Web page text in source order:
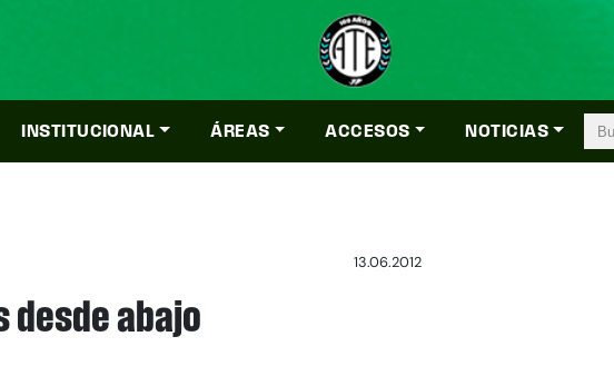
INSTITUCIONAL ÁREAS ACCESOS NOTICIAS
13.06.2012
desde abajo